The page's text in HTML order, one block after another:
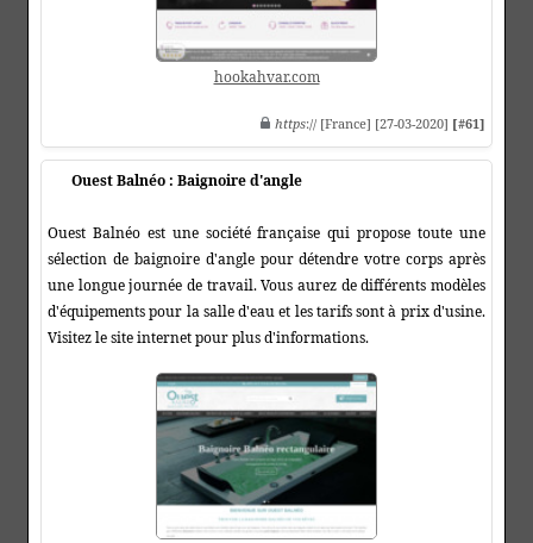
hookahvar.com
https:// [France] [27-03-2020] [#61]
Ouest Balnéo : Baignoire d'angle
Ouest Balnéo est une société française qui propose toute une
sélection de baignoire d'angle pour détendre votre corps après
une longue journée de travail. Vous aurez de différents modèles
d'équipements pour la salle d'eau et les tarifs sont à prix d'usine.
Visitez le site internet pour plus d'informations.